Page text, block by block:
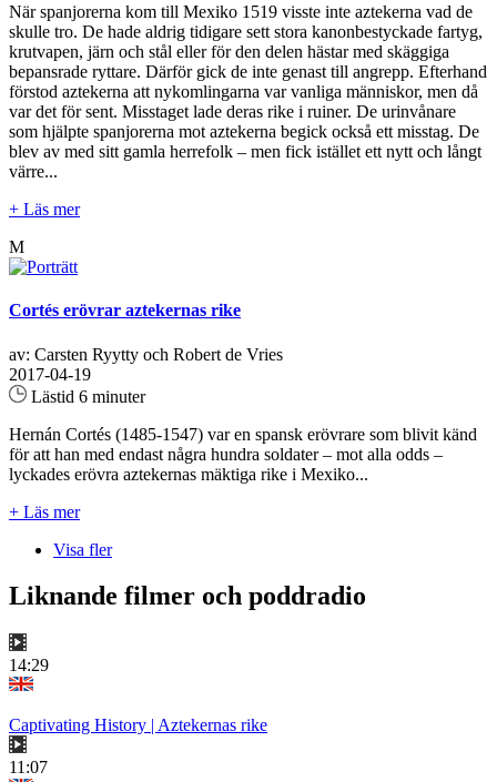
När spanjorerna kom till Mexiko 1519 visste inte aztekerna vad de
skulle tro. De hade aldrig tidigare sett stora kanonbestyckade fartyg,
krutvapen, järn och stål eller för den delen hästar med skäggiga
bepansrade ryttare. Därför gick de inte genast till angrepp. Efterhand
förstod aztekerna att nykomlingarna var vanliga människor, men då
var det för sent. Misstaget lade deras rike i ruiner. De urinvånare
som hjälpte spanjorerna mot aztekerna begick också ett misstag. De
blev av med sitt gamla herrefolk – men fick istället ett nytt och långt
värre...
+ Läs mer
M
Cortés erövrar aztekernas rike
av: Carsten Ryytty och Robert de Vries
2017-04-19
Lästid 6 minuter
Hernán Cortés (1485-1547) var en spansk erövrare som blivit känd
för att han med endast några hundra soldater – mot alla odds –
lyckades erövra aztekernas mäktiga rike i Mexiko...
+ Läs mer
Visa fler
Liknande filmer och poddradio
14:29
Captivating History | Aztekernas rike
11:07